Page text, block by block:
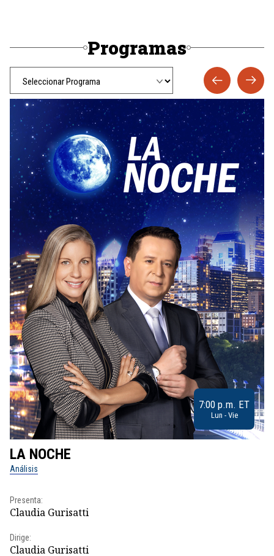
Programas
7:00 p.m. ET
Lun - Vie
LA NOCHE
Análisis
Presenta:
Claudia Gurisatti
Dirige:
Claudia Gurisatti